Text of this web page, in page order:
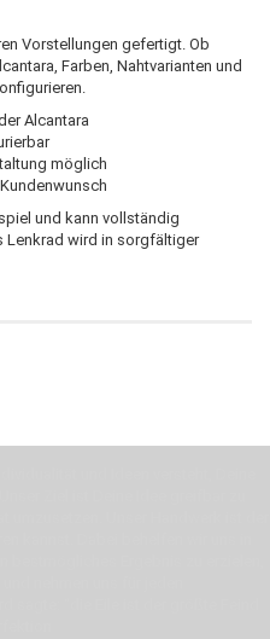
Vorstellungen gefertigt. Ob
Farben, Nahtvarianten und
Alcantara
möglich
und kann vollständig
Lenkrad wird in sorgfältiger